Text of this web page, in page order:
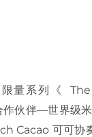
量系列《
伙伴—世界级
Cacao 可可协